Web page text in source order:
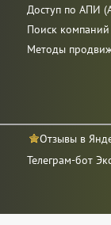
Доступ по АПИ
Поиск
Методы
Отзывы в
Телеграм-бот